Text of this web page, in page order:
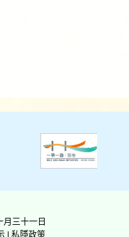
三十一日
| 私隱政策